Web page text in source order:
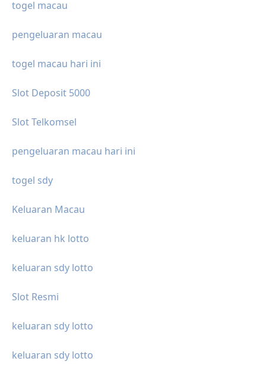
togel macau
pengeluaran macau
togel macau hari ini
Slot Deposit 5000
Slot Telkomsel
pengeluaran macau hari ini
togel sdy
Keluaran Macau
keluaran hk lotto
keluaran sdy lotto
Slot Resmi
keluaran sdy lotto
keluaran sdy lotto